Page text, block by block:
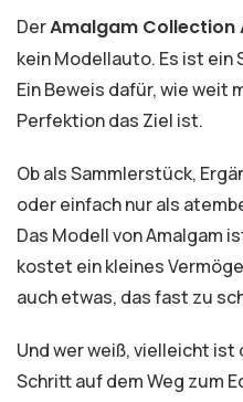
DerAmalgam Collection
kein Modellauto. Es ist ein
Ein Beweis dafür, wie weit
Perfektion das Ziel ist.
Ob als Sammlerstück,
oder einfach nur als
Das Modell von Amalgam
kostet ein kleines
auch etwas, das fast zu
Und wer weiß, vielleicht
Schritt auf dem Weg zum